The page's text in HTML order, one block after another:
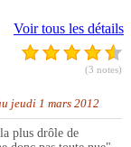
Voir tous les détails
(3 notes)
jeudi 1 mars 2012
plus drôle de